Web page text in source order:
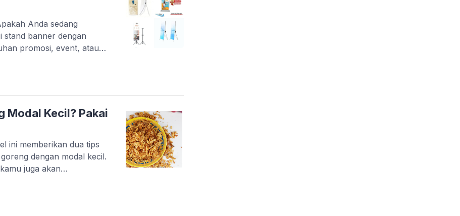
Anda sedang
stand banner dengan
promosi, event, atau
tempat pertemuan
produk. Pemesanan stand
Display. Sebagai importir
Lautan Display
berdiri […]
Modal Kecil? Pakai
ini memberikan dua tips
dengan modal kecil.
juga akan
usaha! Pertama,
mana Kamu bisa menjual
awal besar. Dalam